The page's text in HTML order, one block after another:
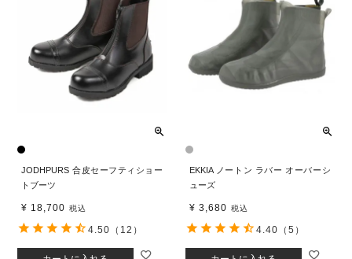
JODHPURS 合皮セーフティショー
トブーツ
¥ 18,700 税込
4.50 （12）
EKKIA ノートン ラバー オーバーシ
ューズ
¥ 3,680 税込
4.40 （5）